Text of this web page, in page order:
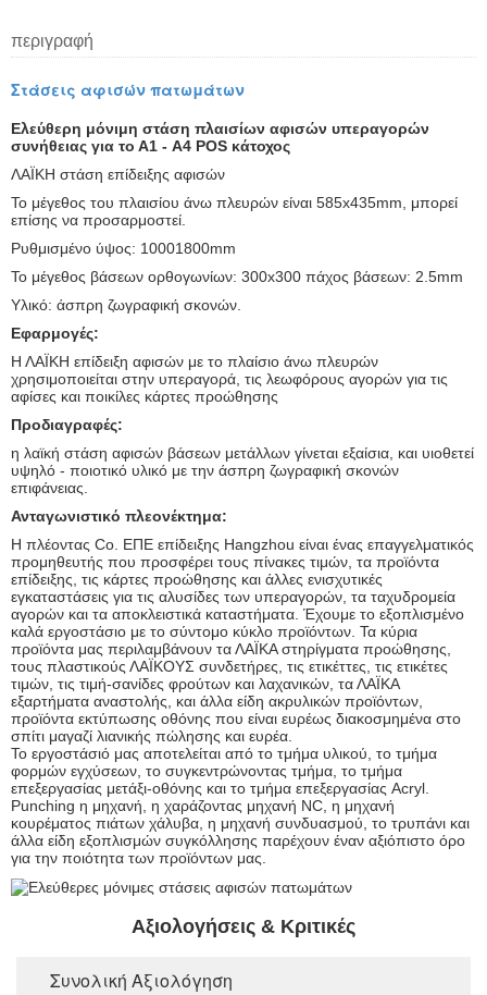
περιγραφή
Στάσεις αφισών πατωμάτων
Ελεύθερη μόνιμη στάση πλαισίων αφισών υπεραγορών
συνήθειας για το Α1 - A4 POS κάτοχος
ΛΑΪΚΗ στάση επίδειξης αφισών
Το μέγεθος του πλαισίου άνω πλευρών είναι 585x435mm, μπορεί
επίσης να προσαρμοστεί.
Ρυθμισμένο ύψος: 10001800mm
Το μέγεθος βάσεων ορθογωνίων: 300x300 πάχος βάσεων: 2.5mm
Υλικό: άσπρη ζωγραφική σκονών.
Εφαρμογές:
Η ΛΑΪΚΗ επίδειξη αφισών με το πλαίσιο άνω πλευρών
χρησιμοποιείται στην υπεραγορά, τις λεωφόρους αγορών για τις
αφίσες και ποικίλες κάρτες προώθησης
Προδιαγραφές:
η λαϊκή στάση αφισών βάσεων μετάλλων γίνεται εξαίσια, και υιοθετεί
υψηλό - ποιοτικό υλικό με την άσπρη ζωγραφική σκονών
επιφάνειας.
Ανταγωνιστικό πλεονέκτημα:
Η πλέοντας Co. ΕΠΕ επίδειξης Hangzhou είναι ένας επαγγελματικός
προμηθευτής που προσφέρει τους πίνακες τιμών, τα προϊόντα
επίδειξης, τις κάρτες προώθησης και άλλες ενισχυτικές
εγκαταστάσεις για τις αλυσίδες των υπεραγορών, τα ταχυδρομεία
αγορών και τα αποκλειστικά καταστήματα. Έχουμε το εξοπλισμένο
καλά εργοστάσιο με το σύντομο κύκλο προϊόντων. Τα κύρια
προϊόντα μας περιλαμβάνουν τα ΛΑΪΚΑ στηρίγματα προώθησης,
τους πλαστικούς ΛΑΪΚΟΥΣ συνδετήρες, τις ετικέττες, τις ετικέτες
τιμών, τις τιμή-σανίδες φρούτων και λαχανικών, τα ΛΑΪΚΑ
εξαρτήματα αναστολής, και άλλα είδη ακρυλικών προϊόντων,
προϊόντα εκτύπωσης οθόνης που είναι ευρέως διακοσμημένα στο
σπίτι μαγαζί λιανικής πώλησης και ευρέα.
Το εργοστάσιό μας αποτελείται από το τμήμα υλικού, το τμήμα
φορμών εγχύσεων, το συγκεντρώνοντας τμήμα, το τμήμα
επεξεργασίας μετάξι-οθόνης και το τμήμα επεξεργασίας Acryl.
Punching η μηχανή, η χαράζοντας μηχανή NC, η μηχανή
κουρέματος πιάτων χάλυβα, η μηχανή συνδυασμού, το τρυπάνι και
άλλα είδη εξοπλισμών συγκόλλησης παρέχουν έναν αξιόπιστο όρο
για την ποιότητα των προϊόντων μας.
Αξιολογήσεις & Κριτικές
Συνολική Αξιολόγηση